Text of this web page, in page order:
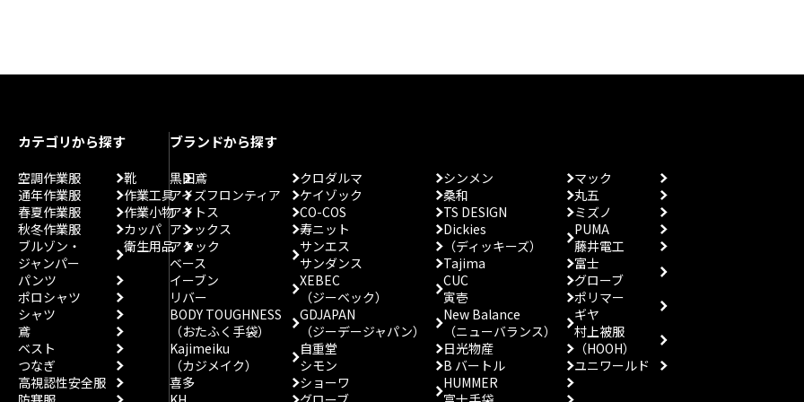
カテゴリから探す
空調作業服
通年作業服
春夏作業服
秋冬作業服
ブルゾン・
ジャンパー
パンツ
ポロシャツ
シャツ
鳶
ベスト
つなぎ
高視認性安全服
靴
作業工具
作業小物
カッパ
衛生用品
ブランドから探す
黒田鳶
アイズフロンティア
アイトス
アシックス
アタック
ベース
イーブン
リバー
BODY TOUGHNESS
（おたふく手袋）
Kajimeiku
（カジメイク）
喜多
クロダルマ
ケイゾック
CO-COS
寿ニット
サンエス
サンダンス
XEBEC
（ジーベック）
GDJAPAN
（ジーデージャパン）
自重堂
シモン
ショーワ
シンメン
桑和
TS DESIGN
Dickies
（ディッキーズ）
Tajima
CUC
寅壱
New Balance
（ニューバランス）
日光物産
B バートル
HUMMER
マック
丸五
ミズノ
PUMA
藤井電工
富士
グローブ
ポリマー
ギヤ
村上被服
（HOOH）
ユニワールド